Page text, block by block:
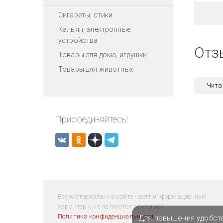
Сигареты, стики
Кальян, электронные
устройства
Товары для дома, игрушки
Товары для животных
Присоединяйтесь!
Все материалы на сайте носят информационный
характер и не являются рекламой.
Политика конфиденциальностиДля повышения